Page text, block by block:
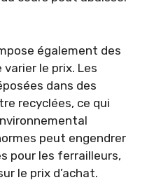
également des
le prix. Les
dans des
recyclées, ce qui
peut engendrer
pour les ferrailleurs,
le prix d’achat.